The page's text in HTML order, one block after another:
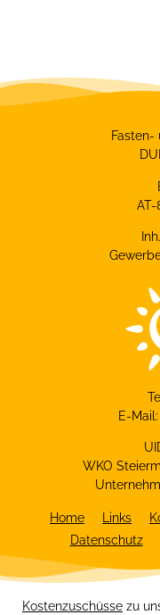
Fasten-
AT-
E-Mail:
WKO
Home Links
Datenschutz
Kostenzuschüsse zu